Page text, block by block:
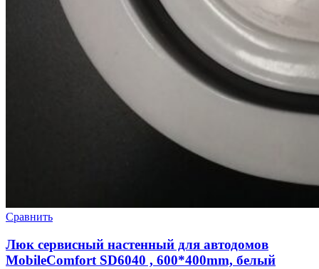
Сравнить
Люк сервисный настенный для автодомов
MobileComfort SD6040 , 600*400mm, белый